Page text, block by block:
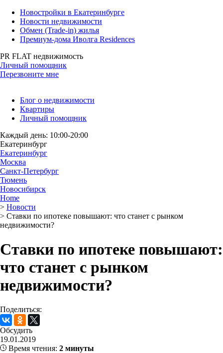
Новостройки в Екатеринбурге
Новости недвижимости
Обмен (Trade-in) жилья
Премиум-дома Иволга Residences
PR FLAT недвижимость
Личный помощник
Перезвоните мне
Блог о недвижимости
Квартиры
Личный помощник
Каждый день: 10:00-20:00
Екатеринбург
Екатеринбург
Москва
Санкт-Петербург
Тюмень
Новосибирск
Home
> Новости
> Ставки по ипотеке повышают: что станет с рынком
недвижимости?
Ставки по ипотеке повышают:
что станет с рынком
недвижимости?
Поделиться:
Обсудить
19.01.2019
Время чтения: 2 минуты